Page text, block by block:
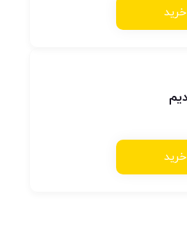
خرید
خرید